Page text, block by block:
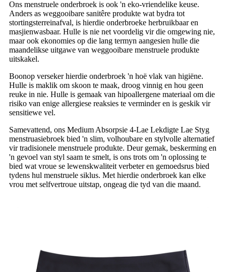
Ons menstruele onderbroek is ook 'n eko-vriendelike keuse.
Anders as weggooibare sanitêre produkte wat bydra tot
stortingsterreinafval, is hierdie onderbroeke herbruikbaar en
masjienwasbaar. Hulle is nie net voordelig vir die omgewing nie,
maar ook ekonomies op die lang termyn aangesien hulle die
maandelikse uitgawe van weggooibare menstruele produkte
uitskakel.
Boonop verseker hierdie onderbroek 'n hoë vlak van higiëne.
Hulle is maklik om skoon te maak, droog vinnig en hou geen
reuke in nie. Hulle is gemaak van hipoallergene materiaal om die
risiko van enige allergiese reaksies te verminder en is geskik vir
sensitiewe vel.
Samevattend, ons Medium Absorpsie 4-Lae Lekdigte Lae Styg
menstruasiebroek bied 'n slim, volhoubare en stylvolle alternatief
vir tradisionele menstruele produkte. Deur gemak, beskerming en
'n gevoel van styl saam te smelt, is ons trots om 'n oplossing te
bied wat vroue se lewenskwaliteit verbeter en gemoedsrus bied
tydens hul menstruele siklus. Met hierdie onderbroek kan elke
vrou met selfvertroue uitstap, ongeag die tyd van die maand.